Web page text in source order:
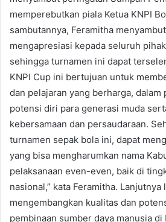
memperebutkan piala Ketua KNPI
sambutannya, Feramitha
mengapresiasi kepada seluruh
sehingga turnamen ini dapat
KNPI Cup ini bertujuan untuk
dan pelajaran yang berharga, dalam
potensi diri para generasi muda
kebersamaan dan persaudaraan.
turnamen sepak bola ini, dapat
yang bisa mengharumkan nama
pelaksanaan even-even, baik di
nasional,” kata Feramitha. Lanjutnya
mengembangkan kualitas dan
pembinaan sumber daya manusia di